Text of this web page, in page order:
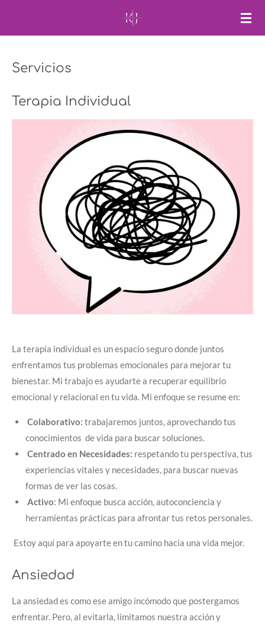
principal
Servicios
Terapia Individual
La terapia individual es un espacio seguro donde juntos
enfrentamos tus problemas emocionales para mejorar tu
bienestar. Mi trabajo es ayudarte a recuperar equilibrio
emocional y relacional en tu vida. Mi enfoque se resume en:
Colaborativo: trabajaremos juntos, aprovechando tus
conocimientos de vida para buscar soluciones.
Centrado en Necesidades: respetando tu perspectiva, tus
experiencias vitales y necesidades, para buscar nuevas
formas de ver las cosas.
Activo: Mi enfoque busca acción, autoconciencia y
herramientas prácticas para afrontar tus retos personales.
Estoy aquí para apoyarte en tu camino hacia una vida mejor.
Ansiedad
La ansiedad es como ese amigo incómodo que postergamos
enfrentar. Pero, al evitarla, limitamos nuestra acción y